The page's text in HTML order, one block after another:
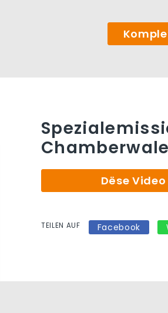
Dëse
TEILEN AUF Facebook